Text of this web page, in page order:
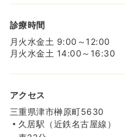
診療時間
月火水金土 9:00～12:00
月火水金土 14:00～16:30
アクセス
三重県津市榊原町5630
久居駅（近鉄名古屋線）